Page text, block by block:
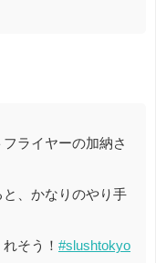
ライヤーの加納さ
、かなりのやり手
そう！ #slushtokyo